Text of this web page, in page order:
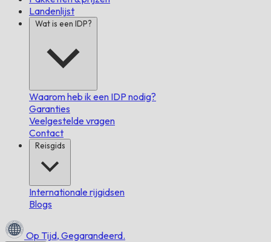
Landenlijst
Wat is een IDP?
Waarom heb ik een IDP nodig?
Garanties
Veelgestelde vragen
Contact
Reisgids
Internationale rijgidsen
Blogs
Op Tijd, Gegarandeerd.